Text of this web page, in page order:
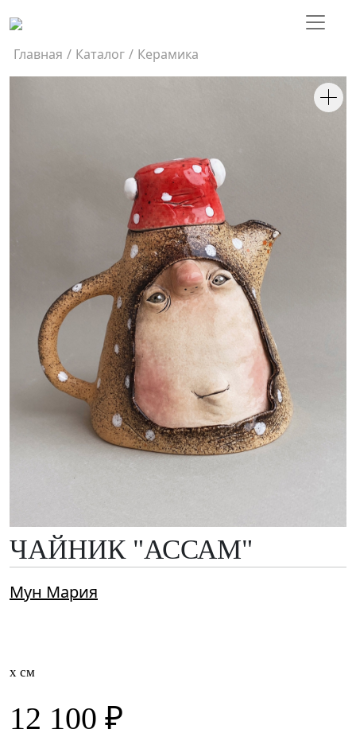
Главная / Каталог / Керамика
ЧАЙНИК "АССАМ"
Мун Мария
x см
12 100 ₽